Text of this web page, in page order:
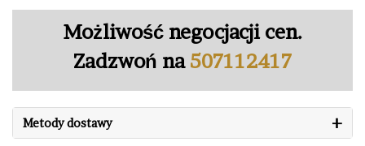
Możliwość negocjacji cen.
Zadzwoń na 507112417
Metody dostawy +